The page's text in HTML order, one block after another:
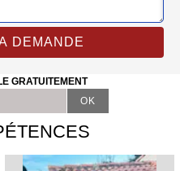
GRATUITEMENT